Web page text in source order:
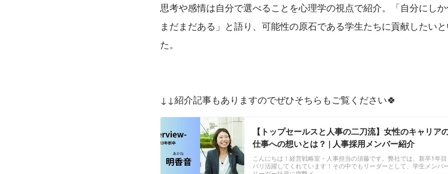
思考や感情は自分で選べることを心理学の視点で紹介。「自分にし
まだまだある」と語り、可能性の原石である学生たちに貢献したい
た。
↓↓紹介記事もありますのでぜひそちらもご覧ください🍀
【トップセールスと人事の二刀流】女性のキャリア
仕事への想いとは？ | 人事採用メンバー紹介
こんにちは！経営戦略室・人事担当の須藤です。弊社では、新卒1年
バリ活躍してくれています！その中でもリーダーとして、学生メンバ